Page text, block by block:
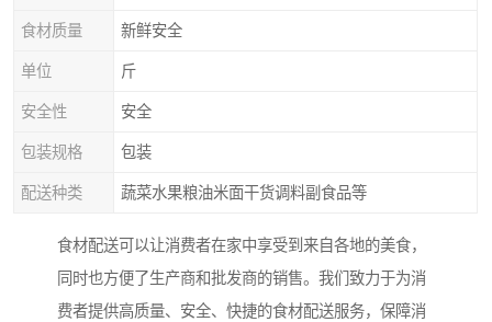
食材质量 新鲜安全
单位 斤
安全性 安全
包装规格 包装
配送种类 蔬菜水果粮油米面干货调料副食品等
食材配送可以让消费者在家中享受到来自各地的美食，
同时也方便了生产商和批发商的销售。我们致力于为消
费者提供高质量、安全、快捷的食材配送服务，保障消